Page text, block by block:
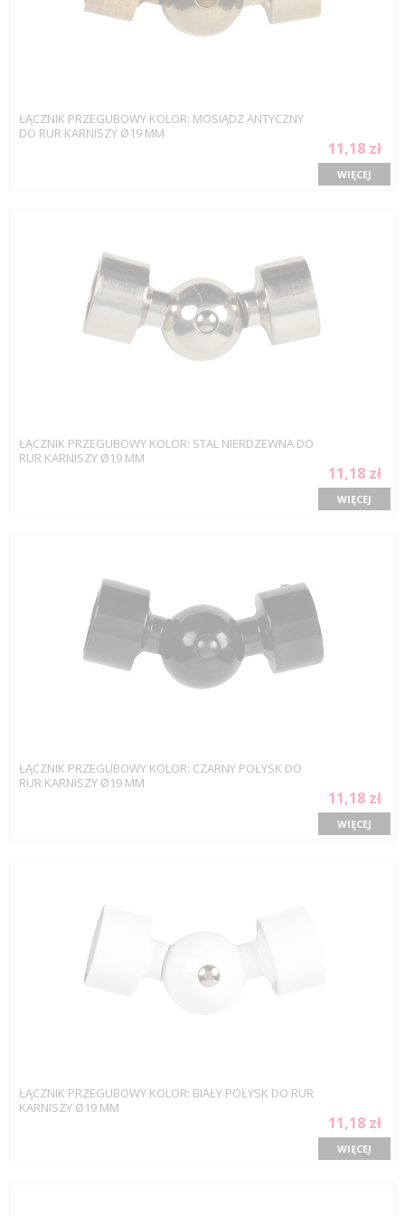
ŁĄCZNIK PRZEGUBOWY KOLOR: MOSIĄDZ ANTYCZNY
DO RUR KARNISZY Ø19 MM
11,18 zł
WIĘCEJ
ŁĄCZNIK PRZEGUBOWY KOLOR: STAL NIERDZEWNA DO
RUR KARNISZY Ø19 MM
11,18 zł
WIĘCEJ
ŁĄCZNIK PRZEGUBOWY KOLOR: CZARNY POŁYSK DO
RUR KARNISZY Ø19 MM
11,18 zł
WIĘCEJ
ŁĄCZNIK PRZEGUBOWY KOLOR: BIAŁY POŁYSK DO RUR
KARNISZY Ø19 MM
11,18 zł
WIĘCEJ